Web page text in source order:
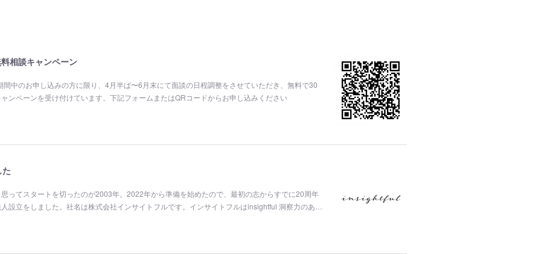
相談キャンペーン
中のお申し込みの方に限り、4月半ば〜6月末にて面談の日程調整をさせていただき、無料で30
ンペーンを受け付けています。下記フォームまたはQRコードからお申し込みください
ってスタートを切ったのが2003年。2022年から準備を始めたので、最初の志からすでに20周年
設立をしました。社名は株式会社インサイトフルです。インサイトフルはinsightful 洞察力のあ…